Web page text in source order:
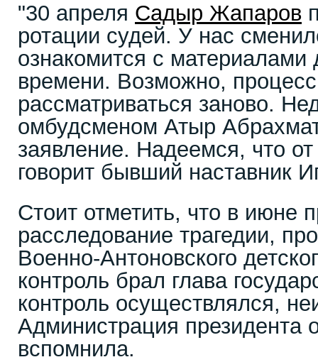
"30 апреля Садыр Жапаров
ротации судей. У нас
ознакомится с материалами
времени. Возможно,
рассматриваться заново.
омбудсменом Атыр
заявление. Надеемся, что от
говорит бывший наставник
Стоит отметить, что в июне
расследование трагедии,
Военно-Антоновского
контроль брал глава
контроль осуществлялся,
Администрация президента
вспомнила.